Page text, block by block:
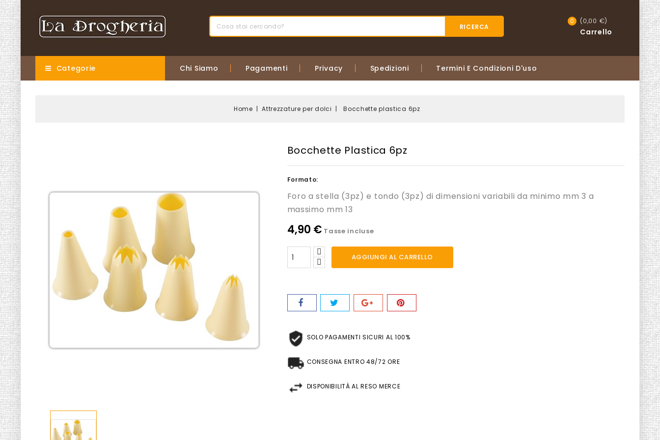
(0,00 €)
Carrello
0
RICERCA
Chi Siamo Pagamenti Privacy Spedizioni Termini E Condizioni D'uso
Categorie
Home Attrezzature per dolci Bocchette plastica 6pz
Bocchette Plastica 6pz
Formato:
Foro a stella (3pz) e tondo (3pz) di dimensioni variabili da minimo mm 3 a
massimo mm 13
4,90 € Tasse incluse
AGGIUNGI AL CARRELLO
SOLO PAGAMENTI SICURI AL 100%
CONSEGNA ENTRO 48/72 ORE
DISPONIBILITÀ AL RESO MERCE